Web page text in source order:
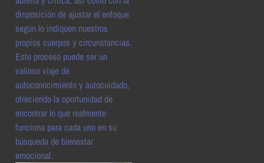
disposición de ajustar el enfoque
según lo indiquen nuestros
propios cuerpos y circunstancias.
Este proceso puede ser un
valioso viaje de
autoconocimiento y autocuidado,
ofreciendo la oportunidad de
encontrar lo que realmente
funciona para cada uno en su
búsqueda de bienestar
emocional.